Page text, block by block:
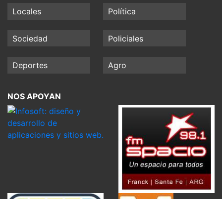
Locales
Política
Sociedad Policiales
Deportes Agro
NOS APOYAN